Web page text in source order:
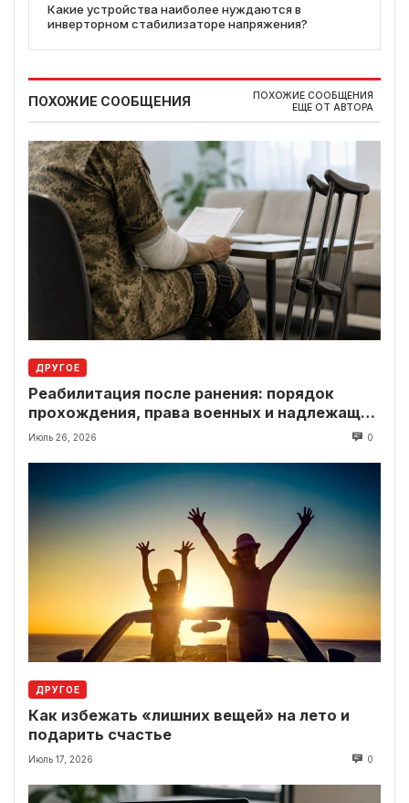
Какие устройства наиболее нуждаются в
инверторном стабилизаторе напряжения?
ПОХОЖИЕ СООБЩЕНИЯ
ПОХОЖИЕ СООБЩЕНИЯ
ЕЩЕ ОТ АВТОРА
ДРУГОЕ
Реабилитация после ранения: порядок
прохождения, права военных и надлежащие
выплаты
Июль 26, 2026 0
ДРУГОЕ
Как избежать «лишних вещей» на лето и
подарить счастье
Июль 17, 2026 0